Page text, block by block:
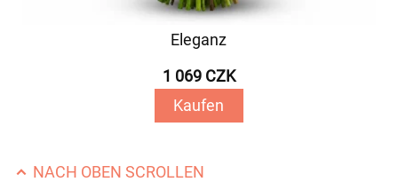
Eleganz
1 069 CZK
Kaufen
NACH OBEN SCROLLEN